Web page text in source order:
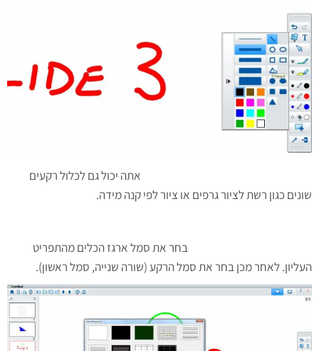
אתה יכול גם לכלול רקעים
שונים כגון רשת לציור גרפים או ציור לפי קנה מידה.
בחר את סמל ארגז הכלים מהתפריט
העליון. לאחר מכן בחר את סמל הרקע (שורה שנייה, סמל ראשון).